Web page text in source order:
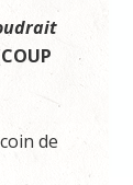
COUP
de